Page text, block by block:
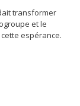
transformer
et le
espérance.